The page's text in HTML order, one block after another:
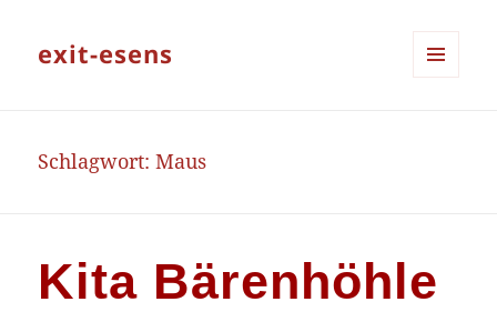
exit-esens
Schlagwort:Maus
Kita Bärenhöhle